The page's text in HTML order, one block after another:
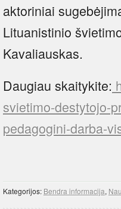
aktoriniai
Lituanistinio
Kavaliauskas.
Daugiau skaitykite:
svietimo-destytojo-
pedagogini-darba-
Kategorijos: Bendra informacija,